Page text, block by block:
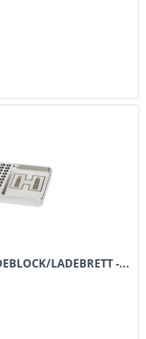
LADEBRETT -...